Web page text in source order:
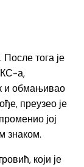
тога је
а,
и обмањивао
преузео је
јој
знаком.
који је